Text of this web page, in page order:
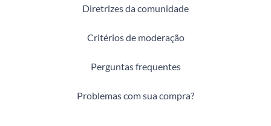
Diretrizes da comunidade
Critérios de moderação
Perguntas frequentes
Problemas com sua compra?